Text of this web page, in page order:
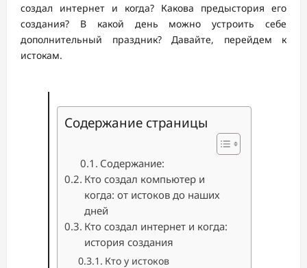
создал интернет и когда? Какова предыстория его
создания? В какой день можно устроить себе
дополнительный праздник? Давайте, перейдем к
истокам.
Содержание страницы
Содержание:
Кто создал компьютер и
когда: от истоков до наших
дней
Кто создал интернет и когда:
история создания
Кто у истоков